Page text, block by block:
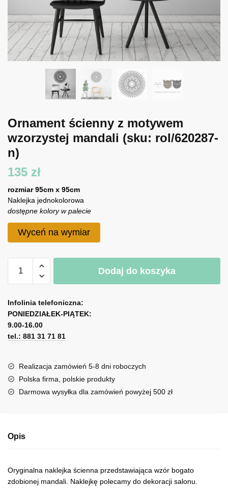
Ornament ścienny z motywem
wzorzystej mandali (sku: rol/620287-
n)
135 zł
rozmiar 95cm x 95cm
Naklejka jednokolorowa
dostępne kolory w palecie
Wyceń na wymiar
Ornament
z
motywem
wzorzystej
mandali
Dodaj do koszyka
Infolinia telefoniczna:
PONIEDZIAŁEK-PIĄTEK:
9.00-16.00
tel.: 881 31 71 81
Realizacja zamówień 5-8 dni roboczych
Polska firma, polskie produkty
Darmowa wysyłka dla zamówień powyżej 500 zł
Opis
Oryginalna naklejka ścienna przedstawiająca wzór bogato
zdobionej mandali. Naklejkę polecamy do dekoracji salonu.